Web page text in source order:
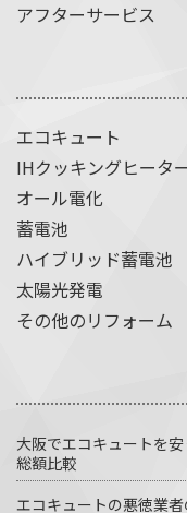
アフターサービス
エコキュート
IHクッキングヒータ
オール電化
蓄電池
ハイブリッド蓄電池
太陽光発電
その他のリフォーム
大阪でエコキュートを
総額比較
エコキュートの悪徳業